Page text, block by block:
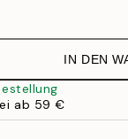
IN DEN
ab 59 €